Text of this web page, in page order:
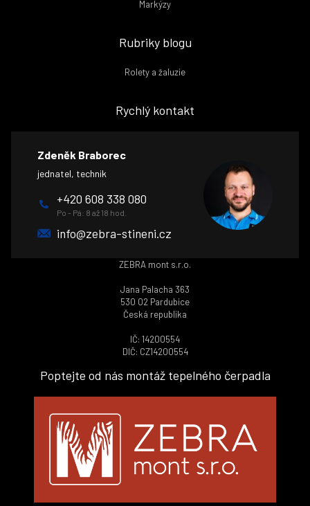
Markýzy
Rubriky blogu
Rolety a žaluzie
Rychlý kontakt
Zdeněk Braborec
jednatel, technik
+420 608 338 080
Po - Pá: 8 až 18 hod.
info@zebra-stineni.cz
ZEBRA mont s.r.o.
Jana Palacha 363
530 02 Pardubice
Česká republika
IČ: 14200554
DIČ: CZ14200554
Poptejte od nás montáž tepelného čerpadla